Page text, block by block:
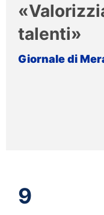
talenti»
Giornale di
9